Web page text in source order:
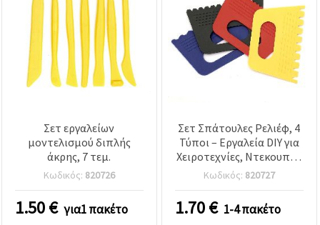
Σετ εργαλείων
μοντελισμού διπλής
άκρης, 7 τεμ.
Κωδικός: 820726
1.50€ για1 πακέτο
Σετ Σπάτουλες Ρελιέφ, 4
Τύποι – Εργαλεία DIY για
Χειροτεχνίες, Ντεκουπάζ
& Διακόσμηση
Κωδικός: 820727
1.70€ 1-4 πακέτο